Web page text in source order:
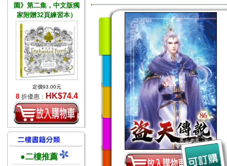
園》第二集，中文版獨
家附贈32頁練習本）
定價93.00元
8 折優惠： HK$74.4
●二樓推薦